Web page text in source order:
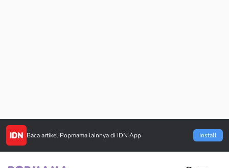
Baca artikel Popmama lainnya di IDN App Install